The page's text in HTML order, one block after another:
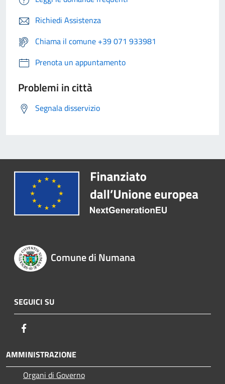
Richiedi Assistenza
Chiama il comune +39 071 933981
Prenota un appuntamento
Problemi in città
Segnala disservizio
Comune di Numana
SEGUICI SU
AMMINISTRAZIONE
Organi di Governo